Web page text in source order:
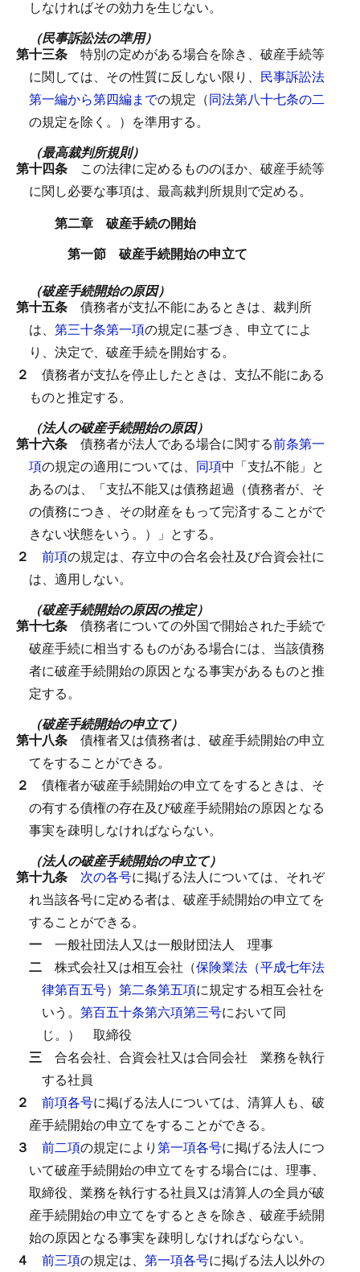
しなければその効力を生じない。
（民事訴訟法の準用）
第十三条 特別の定めがある場合を除き、破産手続等
に関しては、その性質に反しない限り、 民事訴訟法
第一編から第四編までの規定（同法第八十七条の二
の規定を除く。）を準用する。
（最高裁判所規則）
第十四条 この法律に定めるもののほか、破産手続等
に関し必要な事項は、最高裁判所規則で定める。
第二章 破産手続の開始
第一節 破産手続開始の申立て
（破産手続開始の原因）
第十五条 債務者が支払不能にあるときは、裁判所
は、 第三十条第一項の規定に基づき、申立てによ
り、決定で、破産手続を開始する。
２ 債務者が支払を停止したときは、支払不能にある
ものと推定する。
（法人の破産手続開始の原因）
第十六条 債務者が法人である場合に関する前条第一
項の規定の適用については、 同項中「支払不能」と
あるのは、「支払不能又は債務超過（債務者が、そ
の債務につき、その財産をもって完済することがで
きない状態をいう。）」とする。
２ 前項の規定は、存立中の合名会社及び合資会社に
は、適用しない。
（破産手続開始の原因の推定）
第十七条 債務者についての外国で開始された手続で
破産手続に相当するものがある場合には、当該債務
者に破産手続開始の原因となる事実があるものと推
定する。
（破産手続開始の申立て）
第十八条 債権者又は債務者は、破産手続開始の申立
てをすることができる。
２ 債権者が破産手続開始の申立てをするときは、そ
の有する債権の存在及び破産手続開始の原因となる
事実を疎明しなければならない。
（法人の破産手続開始の申立て）
第十九条 次の各号に掲げる法人については、それぞ
れ当該各号に定める者は、破産手続開始の申立てを
することができる。
一 一般社団法人又は一般財団法人
理事
二 株式会社又は相互会社（保険業法（平成七年法
律第百五号）第二条第五項に規定する相互会社を
いう。 第百五十条第六項第三号において同
じ。）
取締役
三 合名会社、合資会社又は合同会社
業務を執行
する社員
２ 前項各号に掲げる法人については、清算人も、破
産手続開始の申立てをすることができる。
３ 前二項の規定により第一項各号に掲げる法人につ
いて破産手続開始の申立てをする場合には、理事、
取締役、業務を執行する社員又は清算人の全員が破
産手続開始の申立てをするときを除き、破産手続開
始の原因となる事実を疎明しなければならない。
４ 前三項の規定は、 第一項各号に掲げる法人以外の